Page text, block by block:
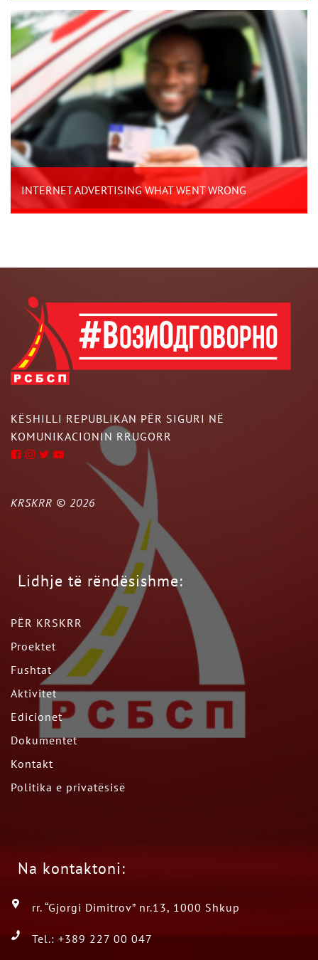
INTERNET ADVERTISING WHAT WENT WRONG
KËSHILLI REPUBLIKAN PËR SIGURI NË
KOMUNIKACIONIN RRUGORR
KRSKRR © 2026
Lidhje të rëndësishme:
PËR KRSKRR
Proektet
Fushtat
Aktivitet
Edicionet
Dokumentet
Kontakt
Politika e privatësisë
Na kontaktoni:
rr. “Gjorgi Dimitrov” nr.13, 1000 Shkup
Tel.: +389 227 00 047